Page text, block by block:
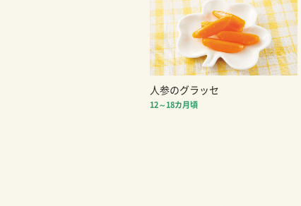
人参のグラッセ
12～18カ月頃